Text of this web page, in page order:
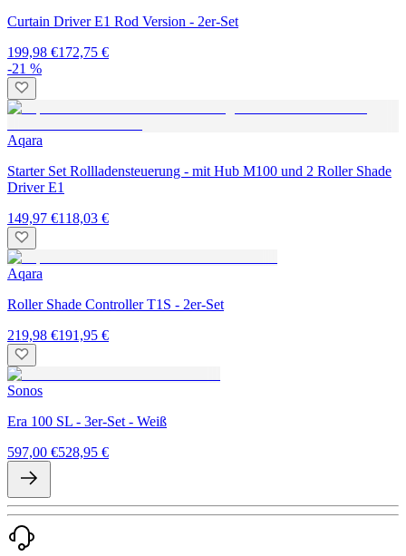
Curtain Driver E1 Rod Version - 2er-Set
199,98 €172,75 €
-21 %
Aqara
Starter Set Rollladensteuerung - mit Hub M100 und 2 Roller Shade
Driver E1
149,97 €118,03 €
Aqara
Roller Shade Controller T1S - 2er-Set
219,98 €191,95 €
Sonos
Era 100 SL - 3er-Set - Weiß
597,00 €528,95 €